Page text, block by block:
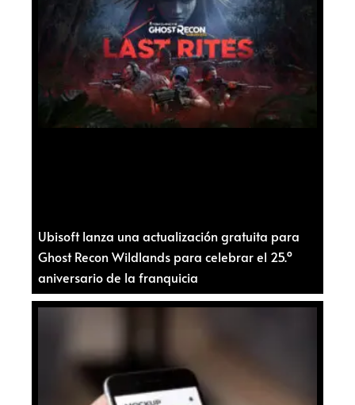
Ubisoft lanza una actualización gratuita para
Ghost Recon Wildlands para celebrar el 25.º
aniversario de la franquicia